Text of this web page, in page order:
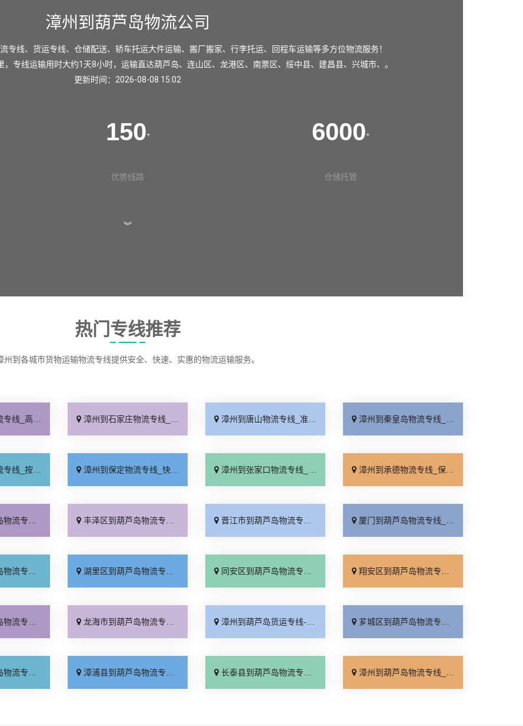
漳州到葫芦岛物流公司
专线、货运专线、仓储配送、轿车托运大件运输、搬厂搬家、行李托运、回程车运输等多方位物流服务！
，专线运输用时大约1天8小时，运输直达葫芦岛、 连山区、 龙港区、 南票区、 绥中县、 建昌县、 兴城市、。
更新时间：2026-08-08 15:02
150+
优势线路
6000+
仓储托管
︾
热门专线推荐
州到各城市货物运输物流专线提供安全、快速、实惠的物流运输服务。
「运价查询」 漳州到石家庄物流专线_几天到达「快速直达」 漳州到唐山物流专线_准时准点「一站式托运」 漳州到秦皇岛物流专线_直达到站「要多少钱」
「运价实惠」 漳州到保定物流专线_快速响应「怎么收费」 漳州到张家口物流专线_运价查询「门到门配送」 漳州到承德物流专线_保证时效「专业靠谱」
「怎么收费」 丰泽区到葫芦岛物流专线_市县派送「合同承运」 晋江市到葫芦岛物流专线_专线直达「几天到达」 厦门到葫芦岛物流专线_快速响应「无需中转」
「专业靠谱」 湖里区到葫芦岛物流专线_直达到站「直达往返」 同安区到葫芦岛物流专线_服务周到「专线快运」 翔安区到葫芦岛物流专线_专线快运「多久能到」
「一站式托运」 龙海市到葫芦岛物流专线_多久时间「零担配货」 漳州到葫芦岛货运专线-漳州到葫芦岛物流公司_专线查询「运价行情」 芗城区到葫芦岛物流专线_快速响应「直达到站」
送「计费标准」 漳浦县到葫芦岛物流专线_直通专线「计费标准」 长泰县到葫芦岛物流专线_送货到门「托运省心」 漳州到葫芦岛物流专线_定点发车「多久时间」